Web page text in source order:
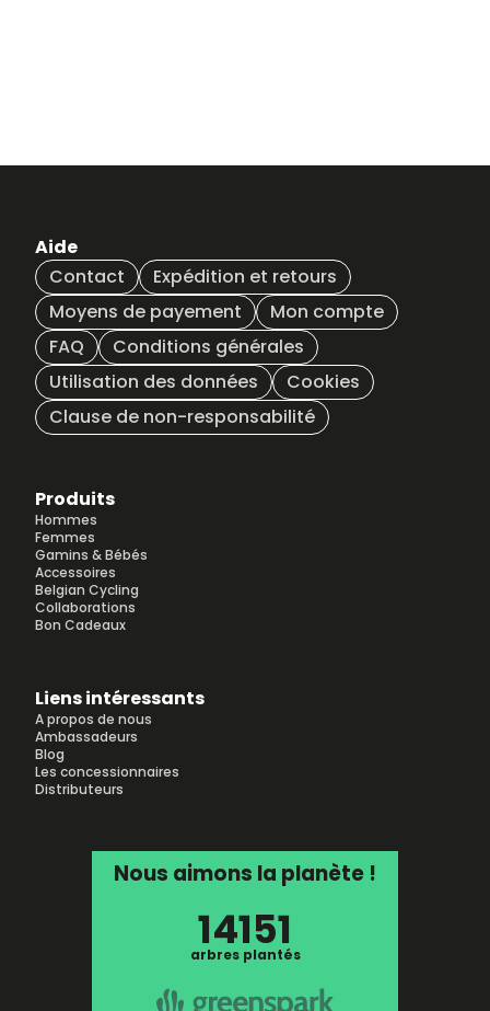
Aide
Contact
Expédition et retours
Moyens de payement
Mon compte
FAQ
Conditions générales
Utilisation des données
Cookies
Clause de non-responsabilité
Produits
Hommes
Femmes
Gamins & Bébés
Accessoires
Belgian Cycling
Collaborations
Bon Cadeaux
Liens intéressants
A propos de nous
Ambassadeurs
Blog
Les concessionnaires
Distributeurs
Nous aimons la planète !
14151
arbres plantés